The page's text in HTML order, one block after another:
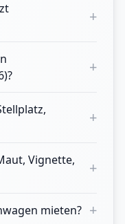
+
+
+
Vignette,
+
mieten? +